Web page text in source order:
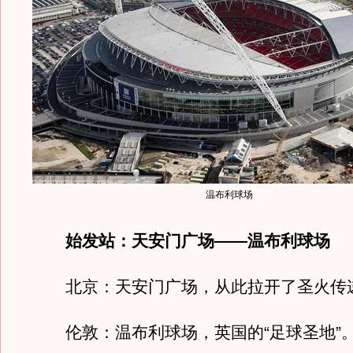
温布利球场
始发站：天安门广场――温布利球场
北京：天安门广场，从此拉开了圣火传
伦敦：温布利球场，英国的“足球圣地”